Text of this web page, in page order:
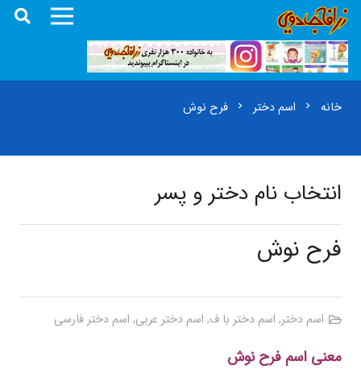
خانه chevron_right اسم دختر chevron_right فرح نوش
انتخاب نام دختر و پسر
فرح نوش
اسم دختر, اسم دختر با ف, اسم دختر عربی, اسم دختر فارسی
معنی اسم فرح نوش